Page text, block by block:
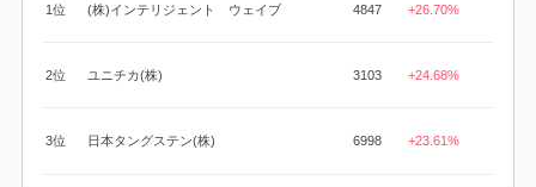
1位 (株)インテリジェント ウェイブ 4847 +26.70%
2位 ユニチカ(株) 3103 +24.68%
3位 日本タングステン(株) 6998 +23.61%